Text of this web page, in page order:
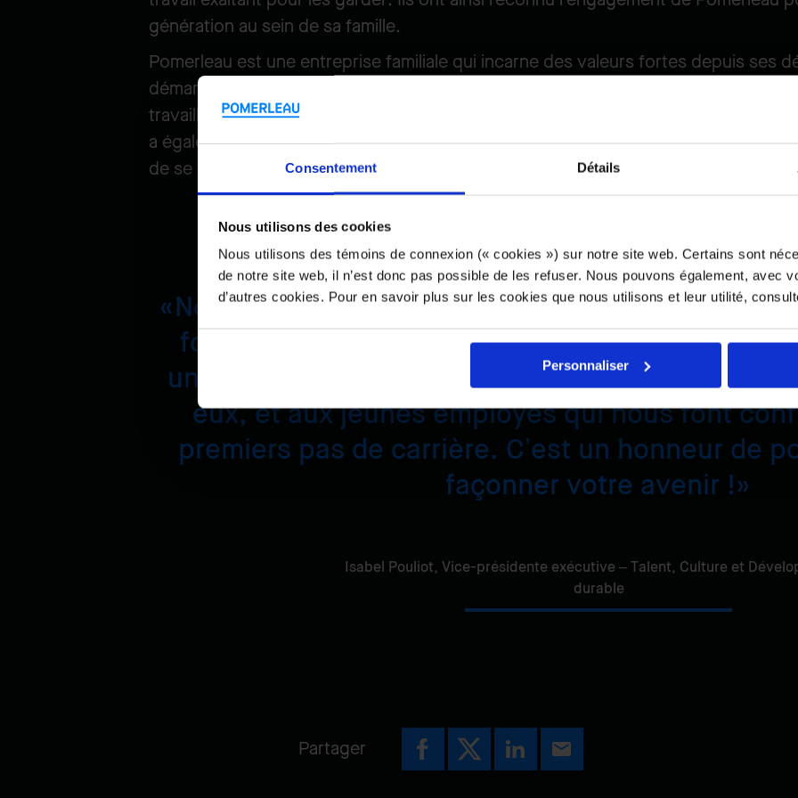
Consentement Détails
Nous utilisons des cookies
Nous utilisons des témoins de connexion (« cookies ») sur notre site web. Certains sont
de notre site web, il n’est donc pas possible de les refuser. Nous pouvons également, avec
d’autres cookies. Pour en savoir plus sur les cookies que nous utilisons et leur utilité,
Personnaliser
génération au sein de sa famille.
Pomerleau est une entreprise familiale qui incarne des valeurs fortes depuis ses
démarquer comme entrepreneur engagé et participer activement à façonner un
travailleurs ont été particulièrement sensibles à cette possibilité d’avoir un
a également travaillé sur l’accueil de ses nouveaux employés et un
de se développer à leur plein potentiel.
Nous partageons cette reconnaissance avec
font vivre une expérience d’emploi
unique aux jeunes qui rejoignent notre
eux, et aux jeunes employés qui nous font
premiers pas de carrière. C’est un honneur de
façonner votre avenir !
Isabel Pouliot, Vice-présidente exécutive – Talent, Culture et
durable
Partager